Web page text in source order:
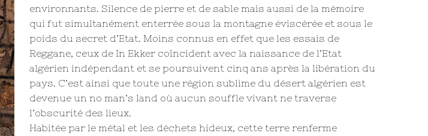
environnants. Silence de pierre et de sable mais aussi de la mémoire
qui fut simultanément enterrée sous la montagne éviscérée et sous le
poids du secret d’Etat. Moins connus en effet que les essais de
Reggane, ceux de In Ekker coïncident avec la naissance de l’Etat
algérien indépendant et se poursuivent cinq ans après la libération du
pays. C’est ainsi que toute une région sublime du désert algérien est
devenue un no man’s land où aucun souffle vivant ne traverse
l’obscurité des lieux.
Habitée par le métal et les déchets hideux, cette terre renferme